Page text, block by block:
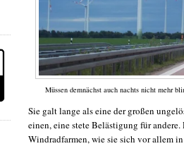
Müssen demnächst auch nachts nicht mehr
Sie galt lange als eine der großen
einen, eine stete Belästigung für
Windradfarmen, wie sie sich vor allem